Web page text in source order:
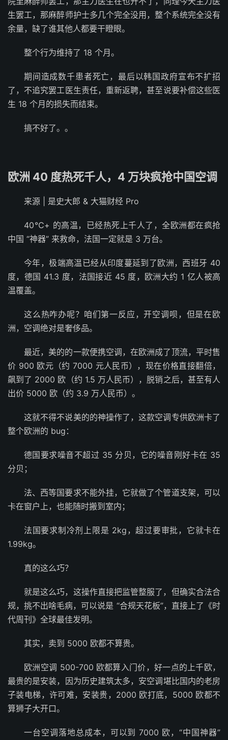
生罢工，那麻醉师护士多几个完全没用，整个系统完全没有
余量，缺了谁其他人都要干瞪眼。
整个行为维持了 18 个月。
期间造成数千患者死亡，最后以韩国政府宣布不扩招
了，不追究罢工医生责任，重新返聘，甚至说要补偿这些医
生 18 个月的损失而结束。
搞不好了。。
欧洲 40 度热死千人，4 万块疯抢中国空调
来源 | 是史大郎 & 大猫财经 Pro
40℃+ 的高温，已经热死上千人了，全欧洲都在疯抢
中国 “神器” 来救命，法国一定就是 3 万台。
今年，极端高温已经从印度蔓延到了欧洲，西班牙 40
度，德国 41.3 度，法国接近 45 度，欧洲大约 1 亿人被高
温覆盖。
这么热咋办呢？咱们第一反应，开空调呗，但是在欧
洲，空调绝对是奢侈品。
最近，美的的一款便携空调，在欧洲成了顶流，平时售
价 900 欧元（约 7000 元人民币），现在价格直接翻倍，
飙到了 2000 欧（约 1.5 万人民币），脱销之后，甚至有人
出价 5000 欧（约 3.9 万人民币）。
这就不得不说美的的神操作了，这款空调专供欧洲卡了
整个欧洲的 bug：
德国要求噪音不超过 35 分贝，它的噪音刚好卡在 35
分贝；
法、西等国要求不能外挂，它就做了个管道支架，可以
卡在窗户上，也能随时搬到室内；
法国要求制冷剂上限是 2kg，超过要审批，它就卡在
1.99kg。
真的这么巧？
就是这么巧，这操作直接把监管整服了，但确实合法合
规，挑不出啥毛病，可以说是 “合规天花板”，直接上了《时
代周刊》全球最佳发明。
其实，卖到 5000 欧都不算贵。
欧洲空调 500-700 欧都算入门价，好一点的上千欧，
最贵的是安装，因为历史建筑太多，安空调堪比国内的老房
子装电梯，许可难，安装贵，2000 欧打底，5000 欧都不
算狮子大开口。
一台空调落地总成本，可以到 7000 欧，“中国神器”